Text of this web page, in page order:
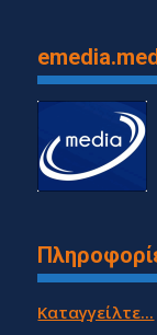
Καταγγείλτε...